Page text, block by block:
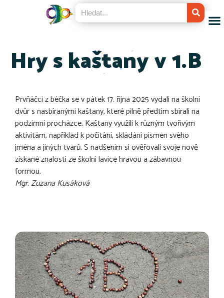
Hry s kaštany v 1.B
Prvňáčci z béčka se v pátek 17. října 2025 vydali na školní
dvůr s nasbíranými kaštany, které pilně předtím sbírali na
podzimní procházce. Kaštany využili k různým tvořivým
aktivitám, například k počítání, skládání písmen svého
jména a jiných tvarů. S nadšením si ověřovali svoje nově
získané znalosti ze školní lavice hravou a zábavnou
formou.
Mgr. Zuzana Kusáková